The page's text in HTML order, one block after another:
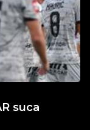
suca